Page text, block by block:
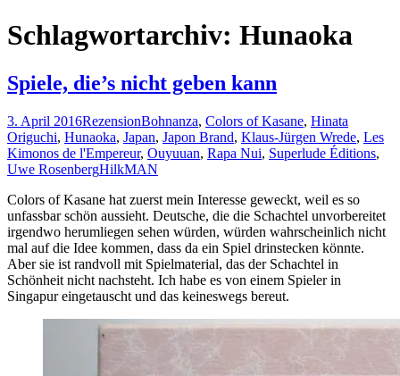
nach:
Schlagwortarchiv: Hunaoka
Spiele, die’s nicht geben kann
3. April 2016RezensionBohnanza, Colors of Kasane, Hinata
Origuchi, Hunaoka, Japan, Japon Brand, Klaus-Jürgen Wrede, Les
Kimonos de l'Empereur, Ouyuuan, Rapa Nui, Superlude Éditions,
Uwe RosenbergHilkMAN
Colors of Kasane hat zuerst mein Interesse geweckt, weil es so
unfassbar schön aussieht. Deutsche, die die Schachtel unvorbereitet
irgendwo herumliegen sehen würden, würden wahrscheinlich nicht
mal auf die Idee kommen, dass da ein Spiel drinstecken könnte.
Aber sie ist randvoll mit Spielmaterial, das der Schachtel in
Schönheit nicht nachsteht. Ich habe es von einem Spieler in
Singapur eingetauscht und das keineswegs bereut.